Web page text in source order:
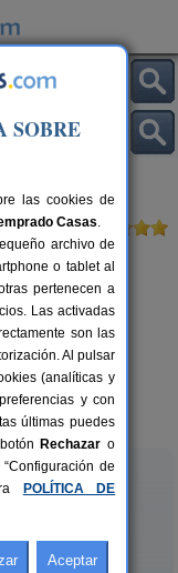
2-8 pers.
desde27 €
SOBRE
las cookies de
Casas.
archivo de
o tablet al
pertenecen a
Las activadas
son las
Al pulsar
(analíticas y
y con
últimas puedes
Rechazar o
de
POLÍTICA DE